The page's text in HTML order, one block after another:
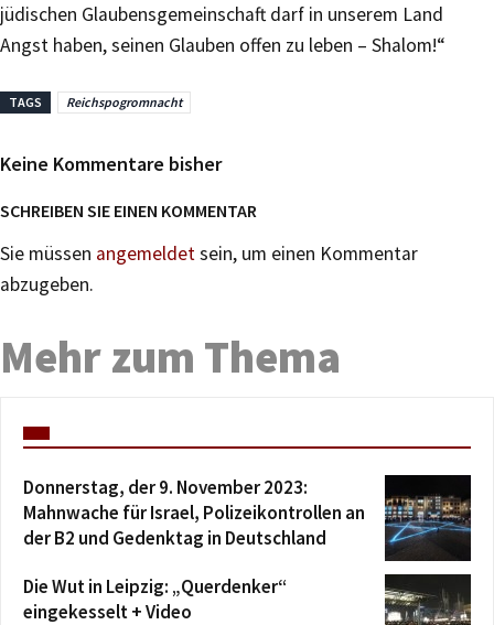
jüdischen Glaubensgemeinschaft darf in unserem Land
Angst haben, seinen Glauben offen zu leben – Shalom!“
TAGS Reichspogromnacht
Keine Kommentare bisher
SCHREIBEN SIE EINEN KOMMENTAR
Sie müssen angemeldetsein, um einen Kommentar
abzugeben.
Mehr zum Thema
Donnerstag, der 9. November 2023:
Mahnwache für Israel, Polizeikontrollen an
der B2 und Gedenktag in Deutschland
Die Wut in Leipzig: „Querdenker“
eingekesselt + Video